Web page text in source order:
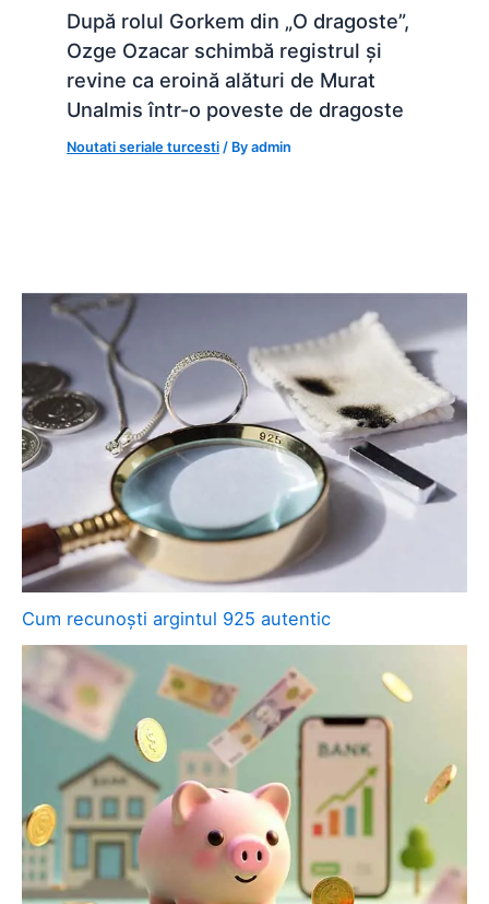
După rolul Gorkem din „O dragoste”,
Ozge Ozacar schimbă registrul și
revine ca eroină alături de Murat
Unalmis într-o poveste de dragoste
Noutati seriale turcesti / Byadmin
Cum recunoști argintul 925 autentic